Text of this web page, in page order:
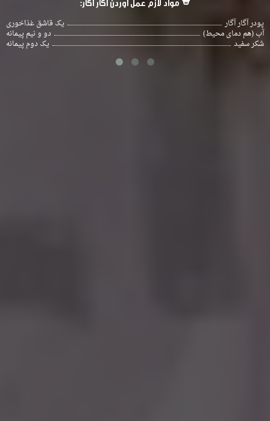
پودر آگار آگار یک قاشق غذاخوری
آب (هم دمای محیط) دو و نیم پیمانه
شکر سفید یک دوم پیمانه